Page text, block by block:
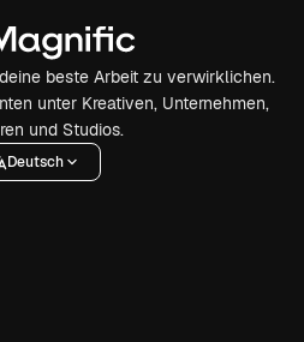
beste Arbeit zu verwirklichen.
unter Kreativen, Unternehmen,
und Studios.
Deutsch